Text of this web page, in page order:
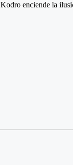
Kodro enciende la